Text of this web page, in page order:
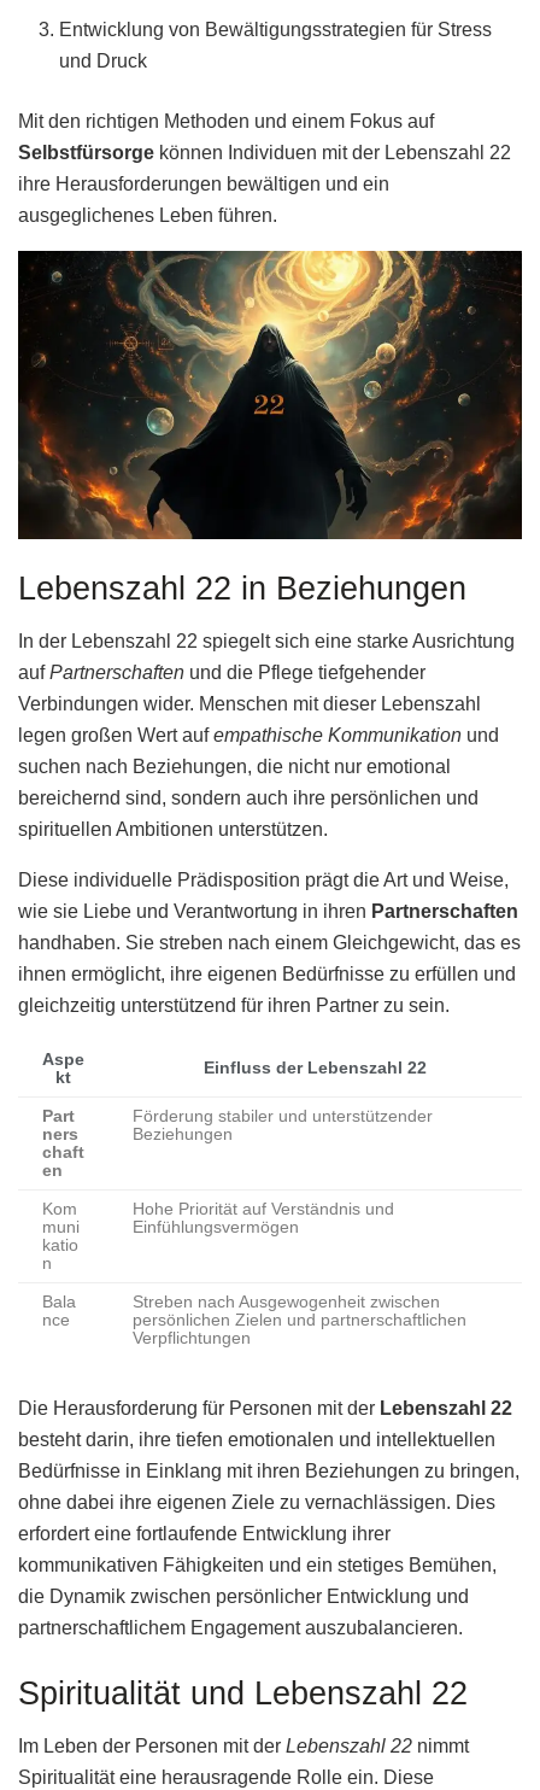
Entwicklung von Bewältigungsstrategien für Stress
und Druck
Mit den richtigen Methoden und einem Fokus auf
Selbstfürsorge können Individuen mit der Lebenszahl 22
ihre Herausforderungen bewältigen und ein
ausgeglichenes Leben führen.
Lebenszahl 22 in Beziehungen
In der Lebenszahl 22 spiegelt sich eine starke Ausrichtung
aufPartnerschaften und die Pflege tiefgehender
Verbindungen wider. Menschen mit dieser Lebenszahl
legen großen Wert aufempathische Kommunikation und
suchen nach Beziehungen, die nicht nur emotional
bereichernd sind, sondern auch ihre persönlichen und
spirituellen Ambitionen unterstützen.
Diese individuelle Prädisposition prägt die Art und Weise,
wie sie Liebe und Verantwortung in ihren Partnerschaften
handhaben. Sie streben nach einem Gleichgewicht, das es
ihnen ermöglicht, ihre eigenen Bedürfnisse zu erfüllen und
gleichzeitig unterstützend für ihren Partner zu sein.
Aspe
kt
Einfluss der Lebenszahl 22
Part
ners
chaft
en
Förderung stabiler und unterstützender
Beziehungen
Kom
muni
katio
n
Hohe Priorität auf Verständnis und
Einfühlungsvermögen
Bala
nce
Streben nach Ausgewogenheit zwischen
persönlichen Zielen und partnerschaftlichen
Verpflichtungen
Die Herausforderung für Personen mit der Lebenszahl 22
besteht darin, ihre tiefen emotionalen und intellektuellen
Bedürfnisse in Einklang mit ihren Beziehungen zu bringen,
ohne dabei ihre eigenen Ziele zu vernachlässigen. Dies
erfordert eine fortlaufende Entwicklung ihrer
kommunikativen Fähigkeiten und ein stetiges Bemühen,
die Dynamik zwischen persönlicher Entwicklung und
partnerschaftlichem Engagement auszubalancieren.
Spiritualität und Lebenszahl 22
Im Leben der Personen mit der Lebenszahl 22 nimmt
Spiritualität eine herausragende Rolle ein. Diese